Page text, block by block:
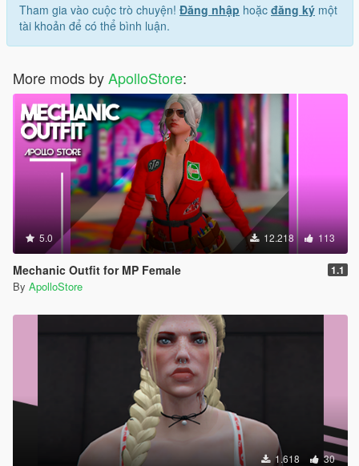
Tham gia vào cuộc trò chuyện! Đăng nhập hoặc đăng ký một
tài khoản để có thể bình luận.
More mods byApolloStore:
5.0 12.218 113
Mechanic Outfit for MP Female 1.1
By ApolloStore
1.618 30